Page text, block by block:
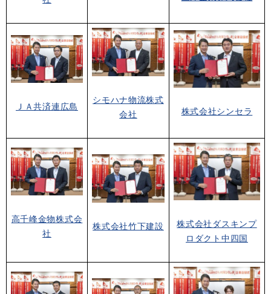
ＪＡ共済連広島
シモハナ物流株式
会社
株式会社シンセラ
高千峰金物株式会
社
株式会社竹下建設
株式会社ダスキンプ
ロダクト中四国